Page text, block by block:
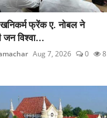
फ्रेंक ए. नोबल ने
जन विश्वा...
Aug 7, 2026 0 8